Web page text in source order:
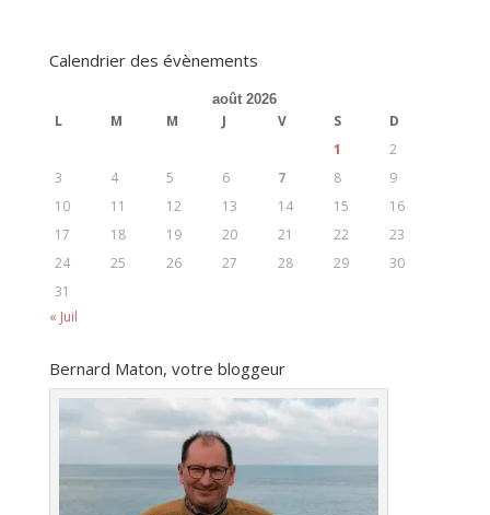
Calendrier des évènements
août 2026
L M M J V S
D
1
2
3
4 5 6 7 8
9
10
11 12 13 14 15
16
17
18 19 20 21 22
23
24
25 26 27 28 29
30
31
« Juil
Bernard Maton, votre bloggeur